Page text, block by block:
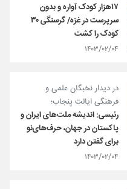
۱۷‌هزار کودک آواره و بدون
سرپرست در غزه/ گرسنگی ۳۰
کودک را کشت
۱۴۰۳/۰۲/۰۴
در دیدار نخبگان علمی و
فرهنگی ایالت پنجاب؛
رئیسی: اندیشه ملت‌های ایران و
پاکستان در جهان، حرف‌های‌نو
برای گفتن دارد
۱۴۰۳/۰۲/۰۴